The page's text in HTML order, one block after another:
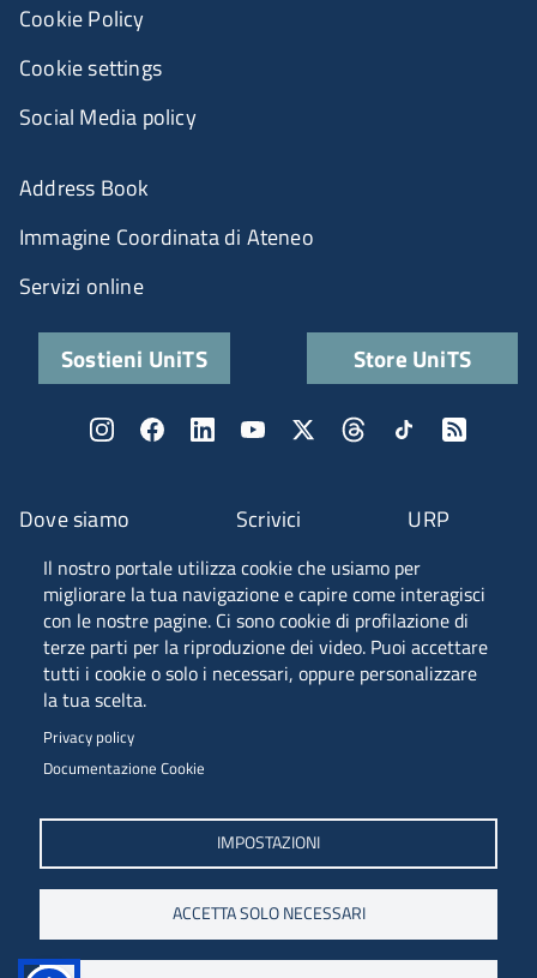
Il nostro portale utilizza cookie che usiamo per
migliorare la tua navigazione e capire come interagisci
con le nostre pagine. Ci sono cookie di profilazione di
terze parti per la riproduzione dei video. Puoi accettare
tutti i cookie o solo i necessari, oppure personalizzare
la tua scelta.
Privacy policy
Documentazione Cookie
IMPOSTAZIONI
ACCETTA SOLO NECESSARI
Piazzale Europa, 1 - 34127 - Trieste, Italia -
Tel. +39 040 558 7111 - P.IVA 00211830328
C.F. 80013890324 - P.E.C. ateneo@pec.units.it
Fascia A ANVUR
Dove siamo Scrivici URP
Cookie Policy
Cookie settings
Social Media policy
Address Book
Immagine Coordinata di Ateneo
Servizi online
Sostieni UniTS Store UniTS